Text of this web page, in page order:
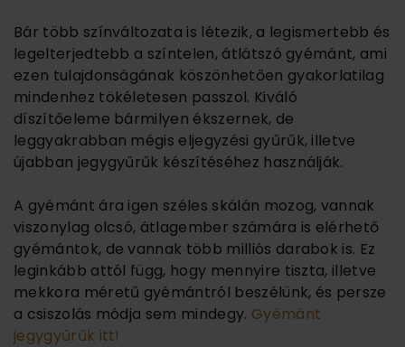
Bár több színváltozata is létezik, a legismertebb és
legelterjedtebb a színtelen, átlátszó gyémánt, ami
ezen tulajdonságának köszönhetően gyakorlatilag
mindenhez tökéletesen passzol. Kiváló
díszítőeleme bármilyen ékszernek, de
leggyakrabban mégis eljegyzési gyűrűk, illetve
újabban jegygyűrűk készítéséhez használják.
A gyémánt ára igen széles skálán mozog, vannak
viszonylag olcsó, átlagember számára is elérhető
gyémántok, de vannak több milliós darabok is. Ez
leginkább attól függ, hogy mennyire tiszta, illetve
mekkora méretű gyémántról beszélünk, és persze
a csiszolás módja sem mindegy. Gyémánt
jegygyűrűk itt!